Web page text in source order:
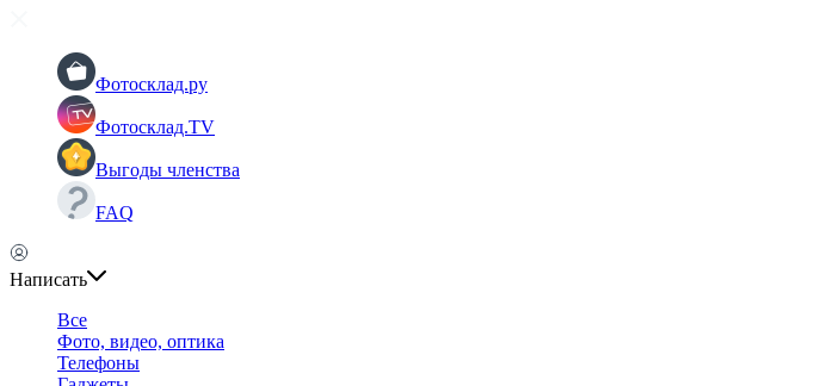
Фотосклад.ру
Фотосклад.TV
Выгоды членства
FAQ
Написать
Все
Фото, видео, оптика
Телефоны